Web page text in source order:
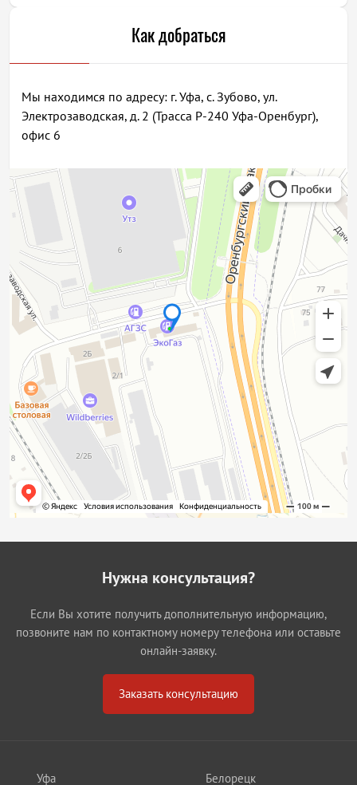
Как добраться
Мы находимся по адресу: г. Уфа, с. Зубово, ул.
Электрозаводская, д. 2 (Трасса Р-240 Уфа-Оренбург),
офис 6
Нужна консультация?
Если Вы хотите получить дополнительную информацию,
позвоните нам по контактному номеру телефона или оставьте
онлайн-заявку.
Заказать консультацию
Уфа
Белорецк